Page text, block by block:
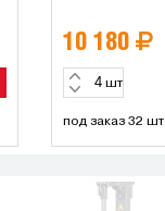
10 180
шт
под заказ 32 шт